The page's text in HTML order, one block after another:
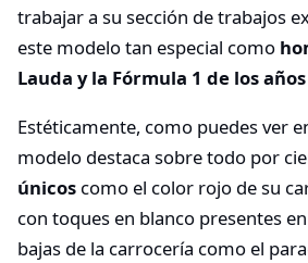
trabajar a su sección de trabajos
este modelo tan especial como
Lauda y la Fórmula 1 de los
Estéticamente, como puedes ver
modelo destaca sobre todo por
únicos como el color rojo de su
con toques en blanco presentes
bajas de la carrocería como el